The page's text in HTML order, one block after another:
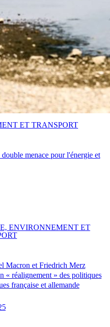
menace pour l'énergie et
ET TRANSPORT
Macron et Friedrich Merz
« réalignement » des politiques
française et allemande
ENVIRONNEMENT ET